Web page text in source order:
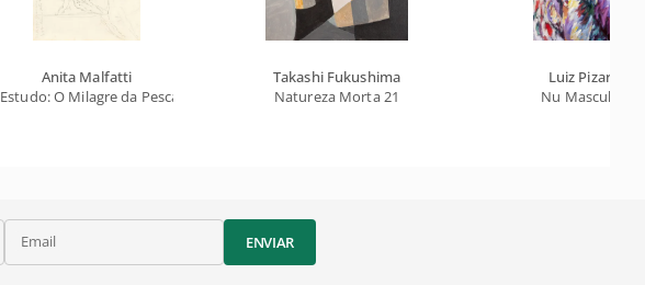
Anita Malfatti
Estudo: O Milagre da Pesca / Nu Sentado e Cabeça de Homem
Takashi Fukushima
Natureza Morta 21
Luiz Pizarro
Nu Masculino
Email ENVIAR